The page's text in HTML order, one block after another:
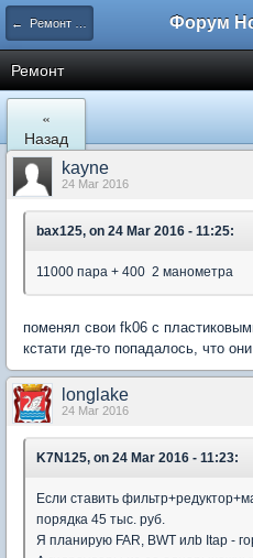
← Ремонт и обустройство
Ремонт
«
Назад
kayne
24 Mar 2016
bax125, on 24 Mar 2016 - 11:25:
11000 пара + 400 2 манометра
поменял свои fk06 с
кстати где-то попадалось, что
longlake
24 Mar 2016
K7N125, on 24 Mar 2016 - 11:23:
Если ставить
порядка 45 тыс. руб.
Я планирую FAR, BWT илb Itap -